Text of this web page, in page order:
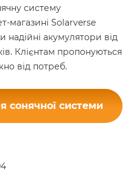
систему
магазині Solarverse
надійні акумулятори від
Клієнтам пропонуються
від потреб.
сонячної системи